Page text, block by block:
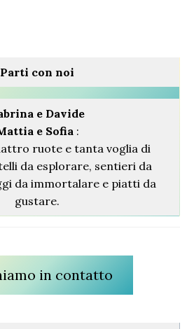
Parti con noi
e Davide
e Sofia :
ruote e tanta voglia di
da esplorare, sentieri da
da immortalare e piatti da
gustare.
in contatto